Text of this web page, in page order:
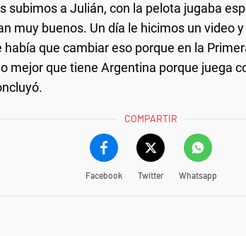
subimos a Julián, con la pelota jugaba
muy buenos. Un día le hicimos un video
que cambiar eso porque en la
mejor que tiene Argentina porque juega
COMPARTIR
Facebook Twitter Whatsapp